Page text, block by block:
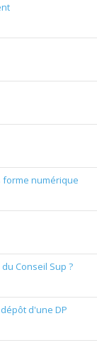
forme numérique
Conseil Sup ?
d'une DP